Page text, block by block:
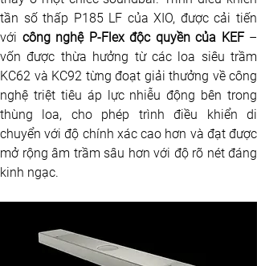
tần số thấp P185 LF của XIO, được cải tiến
với công nghệ P-Flex độc quyền của KEF –
vốn được thừa hưởng từ các loa siêu trầm
KC62 và KC92 từng đoạt giải thưởng về công
nghệ triệt tiêu áp lực nhiễu động bên trong
thùng loa, cho phép trình điều khiển di
chuyển với độ chính xác cao hơn và đạt được
mở rộng âm trầm sâu hơn với độ rõ nét đáng
kinh ngạc.